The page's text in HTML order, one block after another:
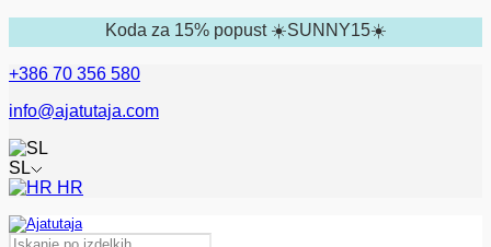
Koda za 15% popust ☀️SUNNY15☀️
+386 70 356 580
info@ajatutaja.com
SL
HR